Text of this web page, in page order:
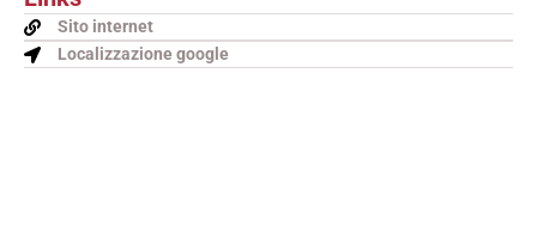
Sito internet
Localizzazione google